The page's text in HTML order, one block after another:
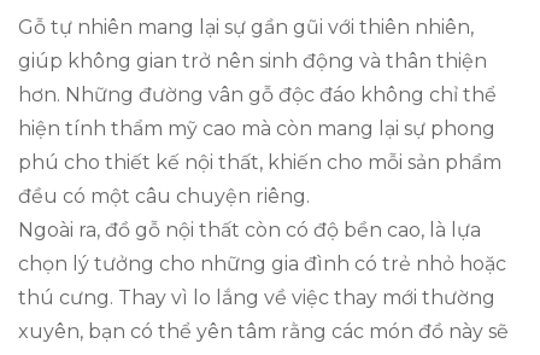
Gỗ tự nhiên mang lại sự gần gũi với thiên nhiên,
giúp không gian trở nên sinh động và thân thiện
hơn. Những đường vân gỗ độc đáo không chỉ thể
hiện tính thẩm mỹ cao mà còn mang lại sự phong
phú cho thiết kế nội thất, khiến cho mỗi sản phẩm
đều có một câu chuyện riêng.
Ngoài ra, đồ gỗ nội thất còn có độ bền cao, là lựa
chọn lý tưởng cho những gia đình có trẻ nhỏ hoặc
thú cưng. Thay vì lo lắng về việc thay mới thường
xuyên, bạn có thể yên tâm rằng các món đồ này sẽ